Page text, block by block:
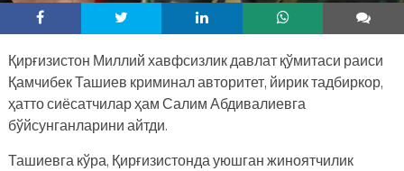
Қирғизистон Миллий хавфсизлик давлат қўмитаси раиси
Қамчибек Ташиев криминал авторитет, йирик тадбиркор,
ҳатто сиёсатчилар ҳам Салим Абдивалиевга
бўйсунганларини айтди.
Ташиевга кўра, Қирғизистонда уюшган жиноятчилик